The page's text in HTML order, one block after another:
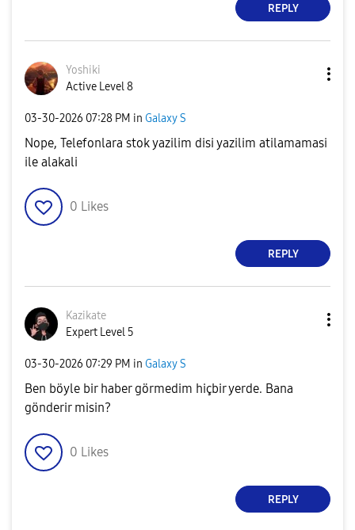
REPLY
Yoshiki
Active Level 8
‎03-30-2026 07:28 PM in Galaxy S
Nope, Telefonlara stok yazilim disi yazilim atilamamasi
ile alakali
0 Likes
REPLY
Kazikate
Expert Level 5
‎03-30-2026 07:29 PM in Galaxy S
Ben böyle bir haber görmedim hiçbir yerde. Bana
gönderir misin?
0 Likes
REPLY